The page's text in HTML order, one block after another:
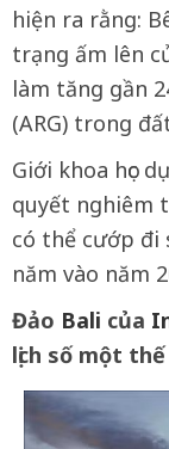
hiện ra rằng:
trạng ấm lên
làm tăng gần
(ARG) trong
Giới khoa học
quyết nghiêm
có thể cướp đi
năm vào năm
Đảo Bali của
lịch số một